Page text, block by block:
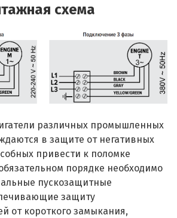
схема
различных промышленных
в защите от негативных
привести к поломке
порядке необходимо
пускозащитные
защиту
от короткого замыкания,